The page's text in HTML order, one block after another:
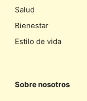
Salud
Bienestar
Estilo de vida
Sobre nosotros